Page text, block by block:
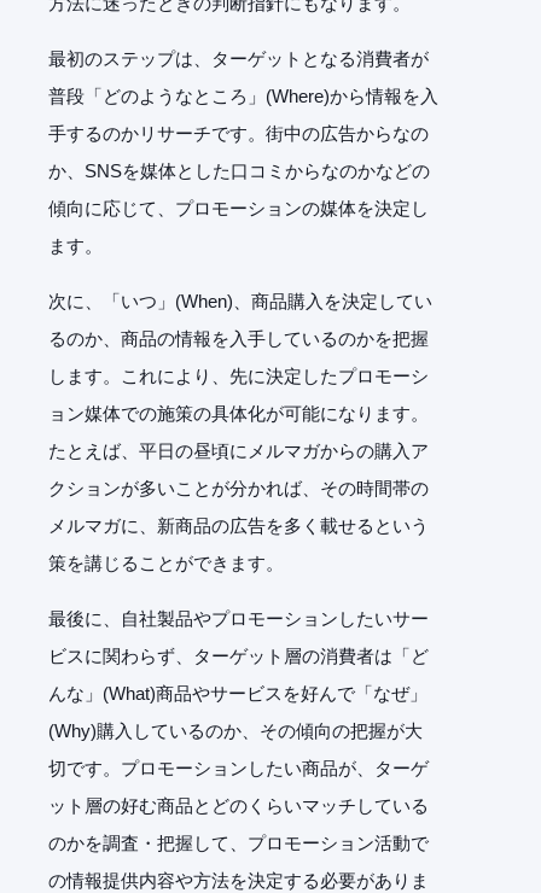
最初のステップは、ターゲットとなる消費者が
普段「どのようなところ」(Where)から情報を入
手するのかリサーチです。街中の広告からなの
か、SNSを媒体とした口コミからなのかなどの
傾向に応じて、プロモーションの媒体を決定し
ます。
次に、「いつ」(When)、商品購入を決定してい
るのか、商品の情報を入手しているのかを把握
します。これにより、先に決定したプロモーシ
ョン媒体での施策の具体化が可能になります。
たとえば、平日の昼頃にメルマガからの購入ア
クションが多いことが分かれば、その時間帯の
メルマガに、新商品の広告を多く載せるという
策を講じることができます。
最後に、自社製品やプロモーションしたいサー
ビスに関わらず、ターゲット層の消費者は「ど
んな」(What)商品やサービスを好んで「なぜ」
(Why)購入しているのか、その傾向の把握が大
切です。プロモーションしたい商品が、ターゲ
ット層の好む商品とどのくらいマッチしている
のかを調査・把握して、プロモーション活動で
の情報提供内容や方法を決定する必要がありま